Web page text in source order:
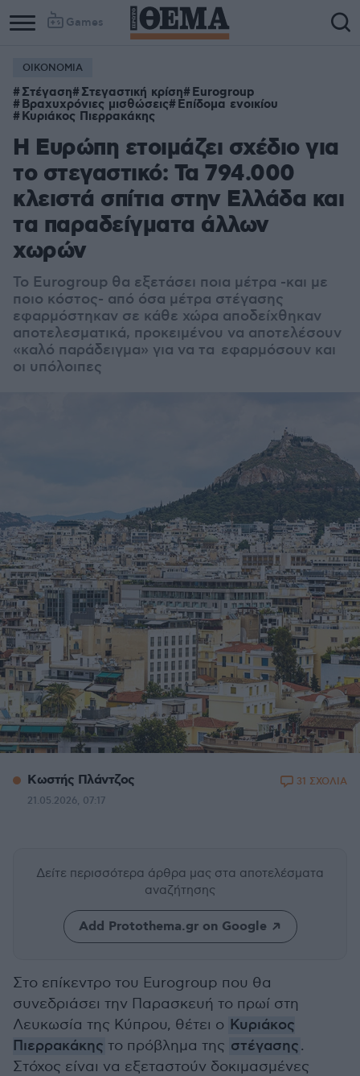
Games
ΟΙΚΟΝΟΜΙΑ
Στέγαση Στεγαστική κρίση ​Eurogroup
Βραχυχρόνιες μισθώσεις Επίδομα ενοικίου
Κυριάκος Πιερρακάκης
Η Ευρώπη ετοιμάζει σχέδιο για
το στεγαστικό: Τα 794.000
κλειστά σπίτια στην Ελλάδα και
τα παραδείγματα άλλων
χωρών
Το Eurogroup θα εξετάσει ποια μέτρα -και με
ποιο κόστος- από όσα μέτρα στέγασης
εφαρμόστηκαν σε κάθε χώρα αποδείχθηκαν
αποτελεσματικά, προκειμένου να αποτελέσουν
«καλό παράδειγμα» για να τα εφαρμόσουν και
οι υπόλοιπες
Κωστής Πλάντζος
21.05.2026, 07:17
31 ΣΧΟΛΙΑ
Δείτε περισσότερα άρθρα μας στα αποτελέσματα
αναζήτησης
Add Protothema.gr on Google
Στο επίκεντρο του Eurogroup που θα
συνεδριάσει την Παρασκευή το πρωί στη
Λευκωσία της Κύπρου, θέτει ο Κυριάκος
Πιερρακάκης το πρόβλημα της στέγασης.
Στόχος είναι να εξεταστούν δοκιμασμένες